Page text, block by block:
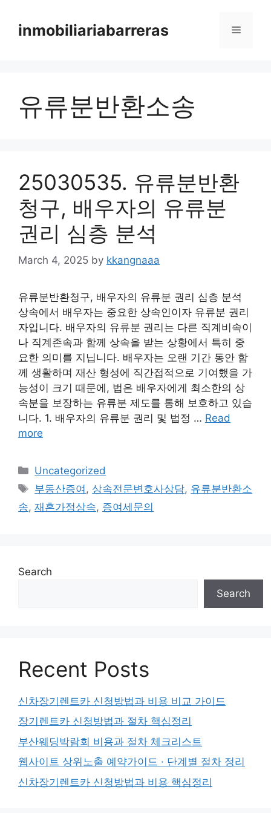
contentinmobiliariabarreras Menu
유류분반환소송
25030535. 유류분반환
청구, 배우자의 유류분
권리 심층 분석
March 4, 2025 by kkangnaaa
유류분반환청구, 배우자의 유류분 권리 심층 분석
상속에서 배우자는 중요한 상속인이자 유류분 권리
자입니다. 배우자의 유류분 권리는 다른 직계비속이
나 직계존속과 함께 상속을 받는 상황에서 특히 중
요한 의미를 지닙니다. 배우자는 오랜 기간 동안 함
께 생활하며 재산 형성에 직간접적으로 기여했을 가
능성이 크기 때문에, 법은 배우자에게 최소한의 상
속분을 보장하는 유류분 제도를 통해 보호하고 있습
니다. 1. 배우자의 유류분 권리 및 법정 … Read
more
Categories
Uncategorized
Tags
부동산증여 , 상속전문변호사상담, 유류분반환소
송, 재혼가정상속, 증여세문의
Search
Search
Recent Posts
신차장기렌트카 신청방법과 비용 비교 가이드
장기렌트카 신청방법과 절차 핵심정리
부산웨딩박람회 비용과 절차 체크리스트
웹사이트 상위노출 예약가이드 · 단계별 절차 정리
신차장기렌트카 신청방법과 비용 핵심정리